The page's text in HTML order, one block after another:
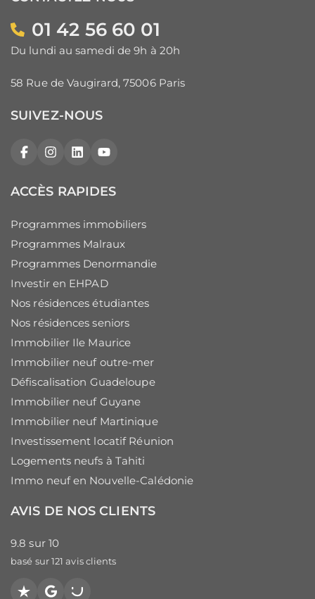
01 42 56 60 01
Du lundi au samedi de 9h à 20h
58 Rue de Vaugirard, 75006 Paris
SUIVEZ-NOUS
FacebookInstagram
LinkedInYouTube
ACCÈS RAPIDES
Programmes immobiliers
Programmes Malraux
Programmes Denormandie
Investir en EHPAD
Nos résidences étudiantes
Nos résidences seniors
Immobilier Ile Maurice
Immobilier neuf outre-mer
Défiscalisation Guadeloupe
Immobilier neuf Guyane
Immobilier neuf Martinique
Investissement locatif Réunion
Logements neufs à Tahiti
Immo neuf en Nouvelle-Calédonie
AVIS DE NOS CLIENTS
9.8 sur 10
basé sur 121 avis clients
Trustpilot
GooglePagesJaunes